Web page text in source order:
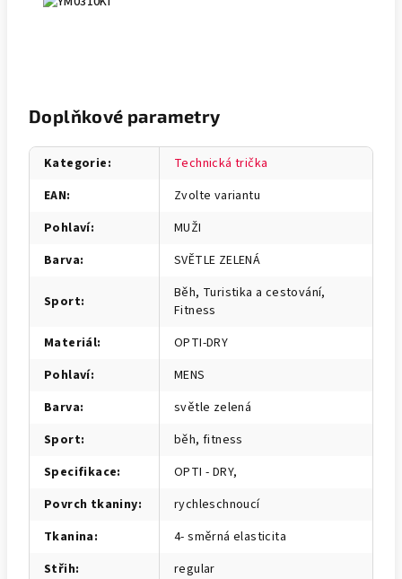
Doplňkové parametry
Kategorie:
Technická trička
EAN:
Zvolte variantu
Pohlaví:
MUŽI
Barva: SVĚTLE ZELENÁ
Sport:
Běh, Turistika a cestování,
Fitness
Materiál:
OPTI-DRY
Pohlaví:
MENS
Barva:
světle zelená
Sport:
běh, fitness
Specifikace:
OPTI - DRY,
Povrch tkaniny:
rychleschnoucí
Tkanina:
4- směrná elasticita
Střih:
regular